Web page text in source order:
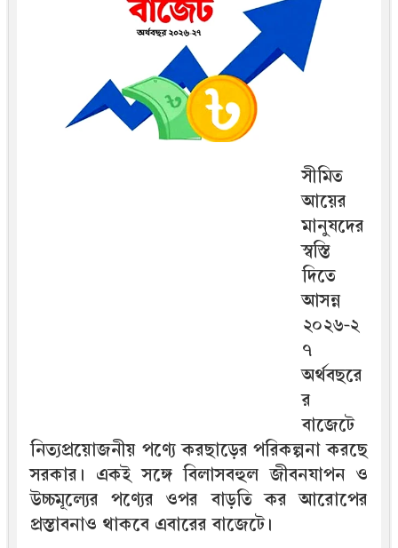
সীমিত
আয়ের
মানুষদের
স্বস্তি
দিতে
আসন্ন
২০২৬-২
৭
অর্থবছরে
র
বাজেটে
নিত্যপ্রয়োজনীয় পণ্যে করছাড়ের পরিকল্পনা করছে
সরকার। একই সঙ্গে বিলাসবহুল জীবনযাপন ও
উচ্চমূল্যের পণ্যের ওপর বাড়তি কর আরোপের
প্রস্তাবনাও থাকবে এবারের বাজেটে।